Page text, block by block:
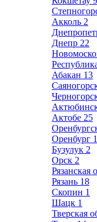
Акколь 2
Днепр 22
Абакан 13
Актобе 25
Оренбург
Бузулук 2
Орск 2
Рязанская
Рязань 18
Скопин 1
Шацк 1
Тверская